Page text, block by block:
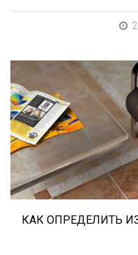
При выборе
только
КАК ОПРЕДЕЛИТЬ